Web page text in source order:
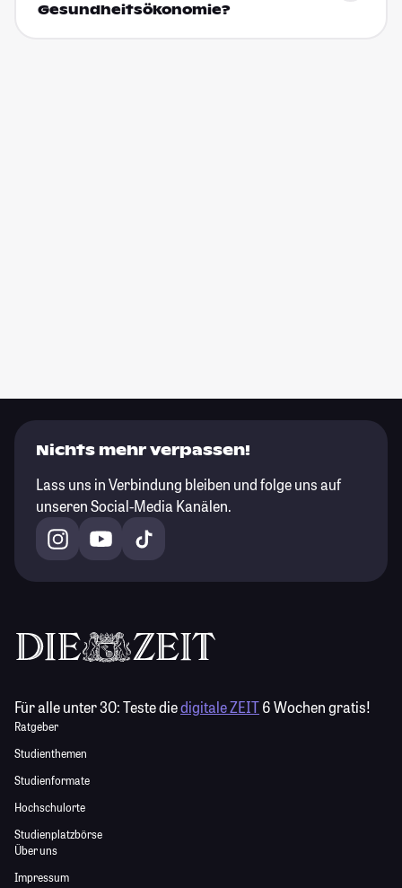
Gesundheitsökonomie?
Nichts mehr verpassen!
Lass uns in Verbindung bleiben und folge uns auf
unseren Social-Media Kanälen.
Für alle unter 30:Teste diedigitale ZEIT6 Wochen gratis!
Ratgeber
Studienthemen
Studienformate
Hochschulorte
Studienplatzbörse
Über uns
Impressum